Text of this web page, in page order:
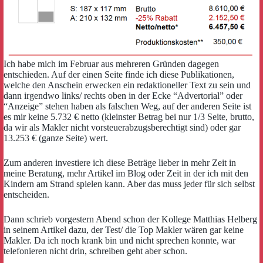
Ich habe mich im Februar aus mehreren Gründen dagegen
entschieden. Auf der einen Seite finde ich diese Publikationen,
welche den Anschein erwecken ein redaktioneller Text zu sein und
dann irgendwo links/ rechts oben in der Ecke “Advertorial” oder
“Anzeige” stehen haben als falschen Weg, auf der anderen Seite ist
es mir keine 5.732 € netto (kleinster Betrag bei nur 1/3 Seite, brutto,
da wir als Makler nicht vorsteuerabzugsberechtigt sind) oder gar
13.253 € (ganze Seite) wert.
Zum anderen investiere ich diese Beträge lieber in mehr Zeit in
meine Beratung, mehr Artikel im Blog oder Zeit in der ich mit den
Kindern am Strand spielen kann. Aber das muss jeder für sich selbst
entscheiden.
Dann schrieb vorgestern Abend schon der Kollege Matthias Helberg
in seinem Artikel dazu, der Test/ die Top Makler wären gar keine
Makler. Da ich noch krank bin und nicht sprechen konnte, war
telefonieren nicht drin, schreiben geht aber schon.